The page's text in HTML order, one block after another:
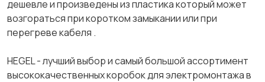
дешевле и произведены из пластика который может
возгораться при коротком замыкании или при
перегреве кабеля .
HEGEL - лучший выбор и самый большой ассортимент
высококачественных коробок для электромонтажа в